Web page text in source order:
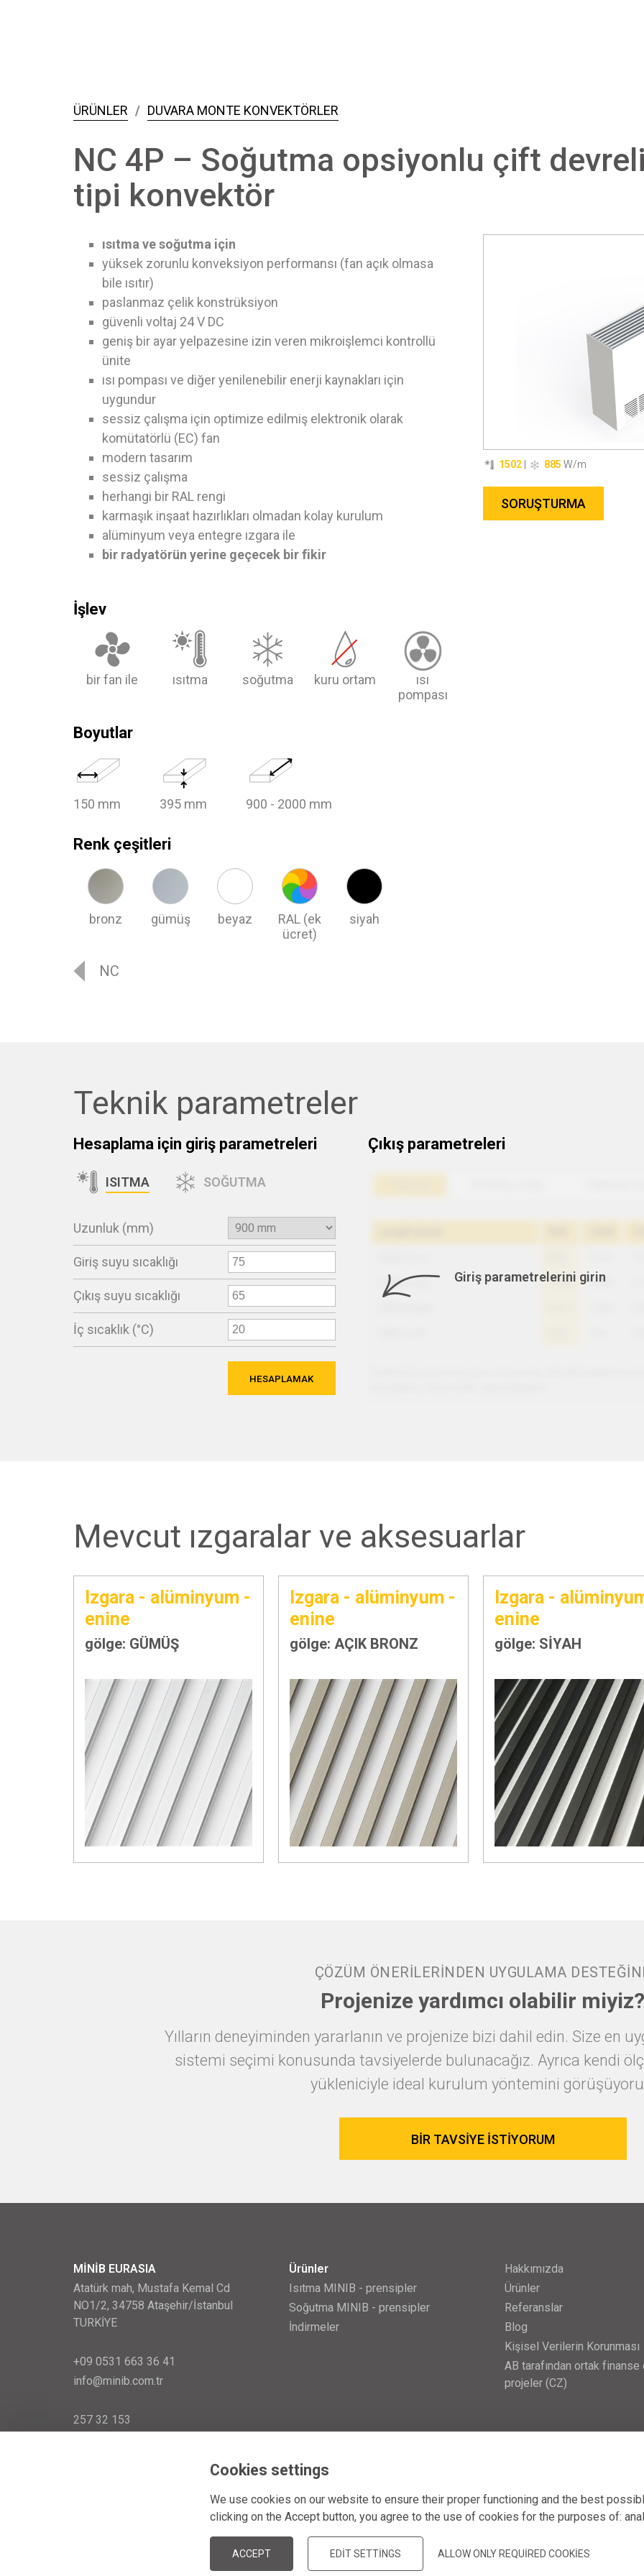
Cookies settings
We use cookies on our website to ensure their proper functioning and the best
clicking on the Accept button, you agree to the use of cookies for the purposes of:
ACCEPT EDIT SETTINGS ALLOW ONLY REQUIRED COOKIES
NC
ÜRÜNLER / DUVARA MONTE KONVEKTÖRLER
NC 4P – Soğutma opsiyonlu çift
tipi konvektör
ısıtma ve soğutma için
yüksek zorunlu konveksiyon performansı (fan açık olmasa
bile ısıtır)
paslanmaz çelik konstrüksiyon
güvenli voltaj 24 V DC
geniş bir ayar yelpazesine izin veren mikroişlemci kontrollü
ünite
ısı pompası ve diğer yenilenebilir enerji kaynakları için
uygundur
sessiz çalışma için optimize edilmiş elektronik olarak
komütatörlü (EC) fan
modern tasarım
sessiz çalışma
herhangi bir RAL rengi
karmaşık inşaat hazırlıkları olmadan kolay kurulum
alüminyum veya entegre ızgara ile
bir radyatörün yerine geçecek bir fikir
İşlev
bir fan ile ısıtma soğutma kuru ortam
ısı
pompası
Boyutlar
150 mm 395 mm 900 - 2000 mm
Renk çeşitleri
bronz gümüş beyaz
RAL (ek
ücret)
siyah
1502 885 W/m
SORUŞTURMA
Teknik parametreler
Hesaplama için giriş parametreleri
ISITMA SOĞUTMA
Uzunluk (mm)
Giriş suyu sıcaklığı
Çıkış suyu sıcaklığı
İç sıcaklık (°C)
HESAPLAMAK
Çıkış parametreleri
Giriş parametrelerini girin
Mevcut ızgaralar ve aksesuarlar
Izgara - alüminyum -
enine
gölge: GÜMÜŞ
Izgara - alüminyum -
enine
gölge: AÇIK BRONZ
Izgara -
enine
gölge: SİYAH
ÇÖZÜM ÖNERİLERİNDEN UYGULAMA
Projenize yardımcı olabilir
Yılların deneyiminden yararlanın ve projenize bizi dahil edin. Size en
sistemi seçimi konusunda tavsiyelerde bulunacağız. Ayrıca kendi
yükleniciyle ideal kurulum yöntemini
BIR TAVSIYE ISTIYORUM
MİNİB EURASIA
Atatürk mah, Mustafa Kemal Cd
NO1/2, 34758 Ataşehir/İstanbul
TURKİYE
+09 0531 663 36 41
info@minib.com.tr
257 32 153
Ürünler
Isıtma MINIB - prensipler
Soğutma MINIB - prensipler
İndirmeler
Hakkımızda
Ürünler
Referanslar
Blog
Kişisel Verilerin Korunması
AB tarafından ortak finanse
projeler (CZ)